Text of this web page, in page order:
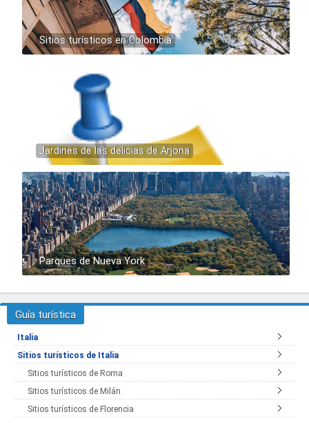
Sitios turísticos en Colombia
Jardines de las delicias de Arjona
Parques de Nueva York
Guía turística
Italia
Sitios turísticos de Italia
Sitios turísticos de Roma
Sitios turísticos de Milán
Sitios turísticos de Florencia